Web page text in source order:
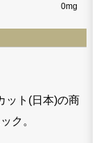
0mg
ット(日本)の商
ク。